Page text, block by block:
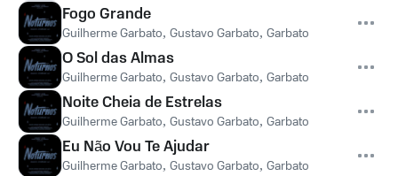
Fogo Grande
Guilherme Garbato, Gustavo Garbato, Garbato + Loud
O Sol das Almas
Guilherme Garbato, Gustavo Garbato, Garbato + Loud
Noite Cheia de Estrelas
Guilherme Garbato, Gustavo Garbato, Garbato + Loud
Eu Não Vou Te Ajudar
Guilherme Garbato, Gustavo Garbato, Garbato + Loud